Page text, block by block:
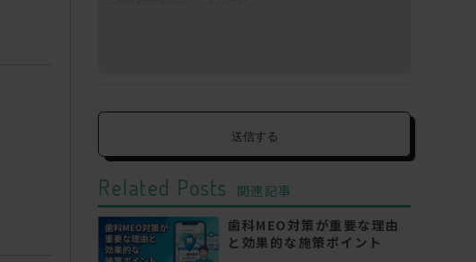
Related Posts
関連記事
歯科MEO対策が重要な理由
と効果的な施策ポイント